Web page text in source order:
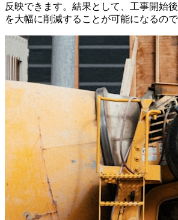
反映できます。結果として、工事開始
を大幅に削減することが可能になるので